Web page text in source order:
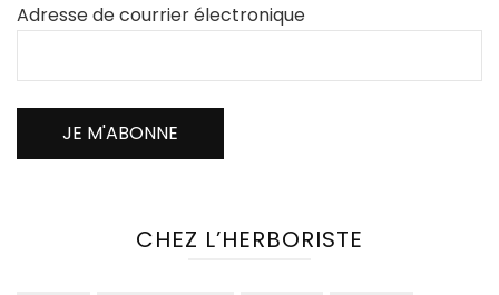
Adresse de courrier électronique
CHEZ L’HERBORISTE